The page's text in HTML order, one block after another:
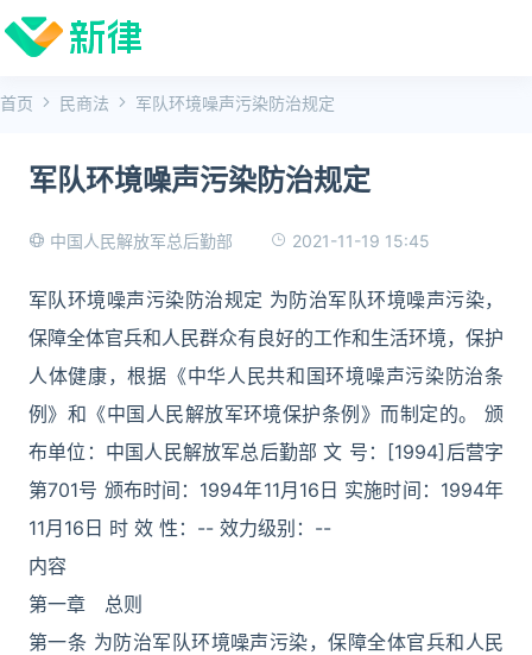
首页 民商法 军队环境噪声污染防治规定
军队环境噪声污染防治规定
中国人民解放军总后勤部 2021-11-19 15:45
军队环境噪声污染防治规定 为防治军队环境噪声污染，
保障全体官兵和人民群众有良好的工作和生活环境，保护
人体健康，根据《中华人民共和国环境噪声污染防治条
例》和《中国人民解放军环境保护条例》而制定的。 颁
布单位：中国人民解放军总后勤部 文 号：[1994]后营字
第701号 颁布时间：1994年11月16日 实施时间：1994年
11月16日 时 效 性：-- 效力级别：--
内容
第一章 总则
第一条 为防治军队环境噪声污染，保障全体官兵和人民